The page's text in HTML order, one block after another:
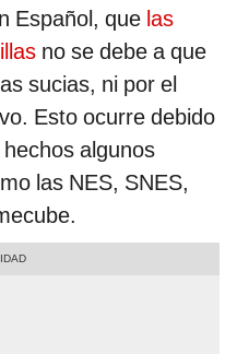
Español, que las
no se debe a que
sucias, ni por el
Esto ocurre debido
algunos
las NES, SNES,